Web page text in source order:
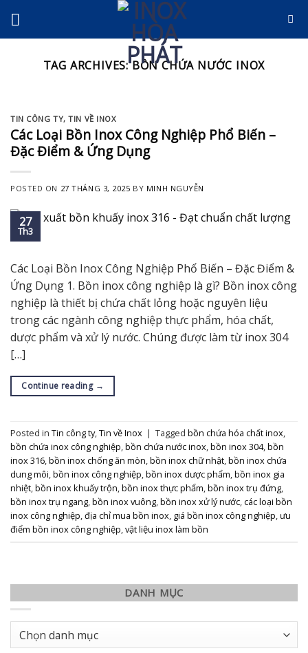
content
TAG ARCHIVES:BỒN CHỨA NƯỚC INOX
TIN CÔNG TY,TIN VỀ INOX
Các Loại Bồn Inox Công Nghiệp Phổ Biến –
Đặc Điểm & Ứng Dụng
POSTED ON 27 THÁNG 3, 2025 BY MINH NGUYỄN
27
Th3
Các Loại Bồn Inox Công Nghiệp Phổ Biến – Đặc Điểm &
Ứng Dụng 1. Bồn inox công nghiệp là gì? Bồn inox công
nghiệp là thiết bị chứa chất lỏng hoặc nguyên liệu
trong các ngành công nghiệp thực phẩm, hóa chất,
dược phẩm và xử lý nước. Chúng được làm từ inox 304
[…]
Continue reading →
Posted in Tin công ty,Tin về Inox | Tagged bồn chứa hóa chất inox,
bồn chứa inox công nghiệp,bồn chứa nước inox,bồn inox 304,bồn
inox 316,bồn inox chống ăn mòn,bồn inox chữ nhật,bồn inox chứa
dung môi,bồn inox công nghiệp,bồn inox dược phẩm,bồn inox gia
nhiệt,bồn inox khuấy trộn,bồn inox thực phẩm,bồn inox trụ đứng,
bồn inox trụ ngang,bồn inox vuông,bồn inox xử lý nước,các loại bồn
inox công nghiệp,địa chỉ mua bồn inox, giá bồn inox công nghiệp, ưu
điểm bồn inox công nghiệp,vật liệu inox làm bồn
DANH MỤC
Danh
mục